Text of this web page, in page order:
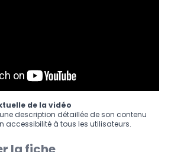
de la vidéo
description détaillée de son contenu
accessibilité à tous les utilisateurs.